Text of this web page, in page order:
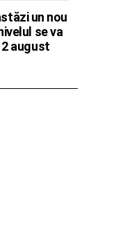
un nou
se va
august